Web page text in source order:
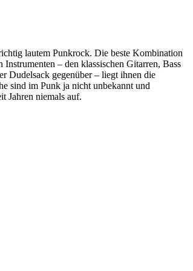
lautem Punkrock. Die beste Kombination
– den klassischen Gitarren, Bass
Dudelsack gegenüber – liegt ihnen die
sind im Punk ja nicht unbekannt und
Jahren niemals auf.